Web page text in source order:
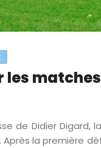
de Didier Digard,
la première